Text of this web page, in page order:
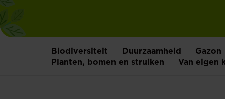
Biodiversiteit Duurzaamheid Gazon
Planten, bomen en struiken
Van eigen